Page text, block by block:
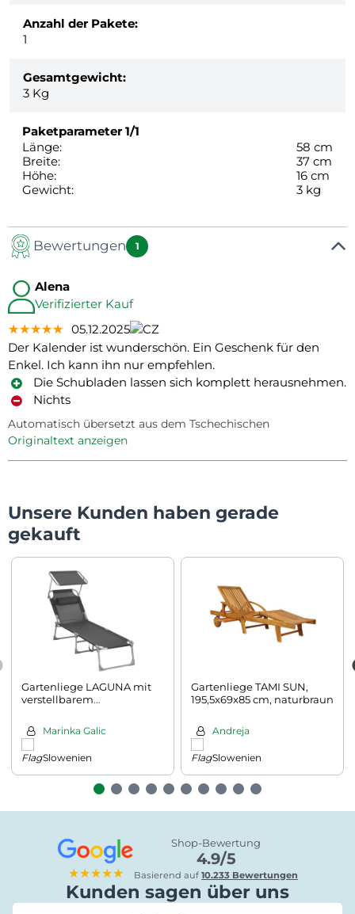
Anzahl der Pakete:
1
Gesamtgewicht:
3 Kg
Paketparameter1/1
Länge:
58 cm
Breite:
37 cm
Höhe:
16 cm
Gewicht:
3 kg
Bewertungen 1
Alena
Verifizierter Kauf
★★★★★
★★★★★
★★★★★ 05.12.2025
Der Kalender ist wunderschön. Ein Geschenk für den
Enkel. Ich kann ihn nur empfehlen.
Die Schubladen lassen sich komplett herausnehmen.
Nichts
Automatisch übersetzt aus dem Tschechischen
Originaltext anzeigen
Unsere Kunden haben gerade
gekauft
Gartenliege LAGUNA mit
verstellbarem
dunkelgrau
Marinka Galic
Slowenien
Gartenliege TAMI SUN,
195,5x69x85 cm, naturbraun
Andreja
Slowenien
★★★★★
Shop-Bewertung
4.9/5
Basierend auf10.233 Bewertungen
Kunden sagen über uns